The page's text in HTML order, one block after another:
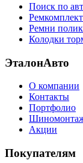
Поиск по
Ремни
Колодки
ЭталонАвто
О компании
Контакты
Портфолио
Акции
Покупателям